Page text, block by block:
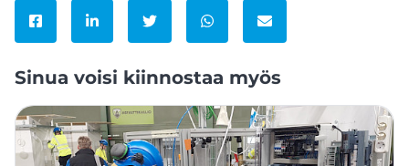
Jaa Facebookissa
Jaa LinkedInissä
Jaa TwitterissäJaa WhatsAppissa
Jaa sähköpostitse
Sinua voisi kiinnostaa myös